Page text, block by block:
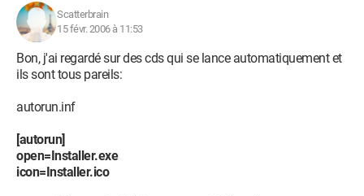
Scatterbrain
15 févr. 2006 à 11:53
Bon, j'ai regardé sur des cds qui se lance automatiquement et
ils sont tous pareils:
autorun.inf
[autorun]
open=Installer.exe
icon=Installer.ico